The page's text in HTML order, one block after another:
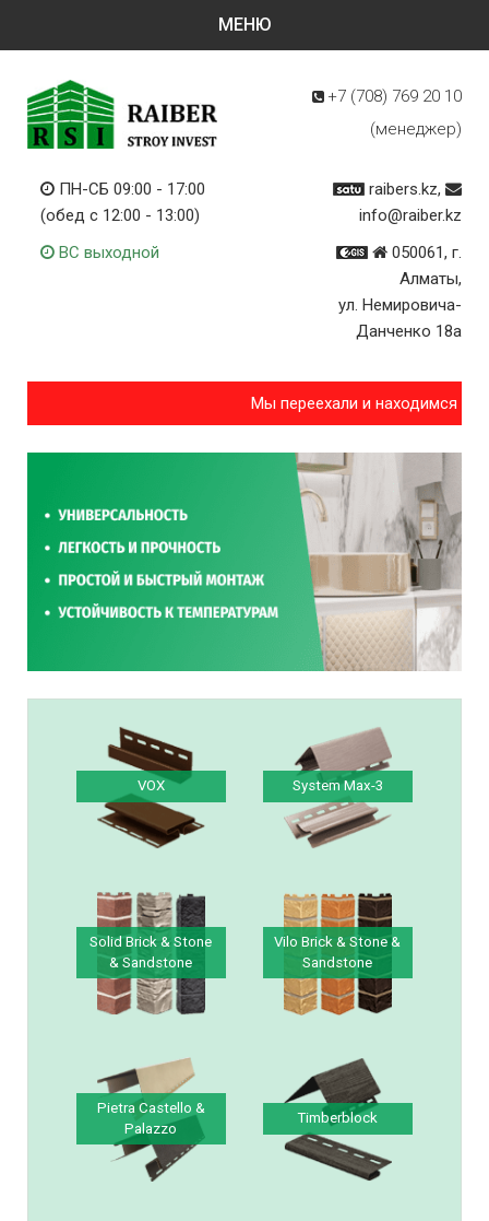
+7 (708) 769 20 10
(менеджер)
ПН-СБ 09:00 - 17:00
(обед с 12:00 - 13:00)
ВС выходной
raibers.kz,
info@raiber.kz
050061, г.
Алматы,
ул. Немировича-
Данченко 18а
Мы переехали и находимся
VOX System Max-3
Solid Brick & Stone
& Sandstone
Vilo Brick & Stone &
Sandstone
Pietra Castello &
Palazzo
Timberblock